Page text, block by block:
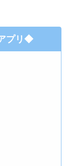
プリ◆